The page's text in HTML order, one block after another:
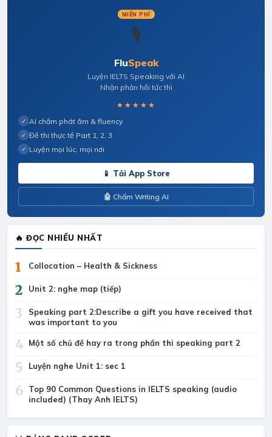
MIỄN PHÍ
🎙️
FluSpeak
Luyện IELTS Speaking với AI
Nhận phản hồi tức thì
★★★★★
✓ AI chấm phát âm & fluency
✓ Đề thi thực tế Part 1, 2, 3
✓ Luyện mọi lúc, mọi nơi
📱 Tải App Store
🤖 Chấm Writing AI
🔥 ĐỌC NHIỀU NHẤT
1 Collocation – Health & Sickness
2 Unit 2: nghe map (tiếp)
3
Speaking part 2:Describe a gift you have received that
was important to you
4 Một số chủ đề hay ra trong phần thi speaking part 2
5 Luyện nghe Unit 1: sec 1
6
Top 90 Common Questions in IELTS speaking (audio
included) (Thay Anh IELTS)